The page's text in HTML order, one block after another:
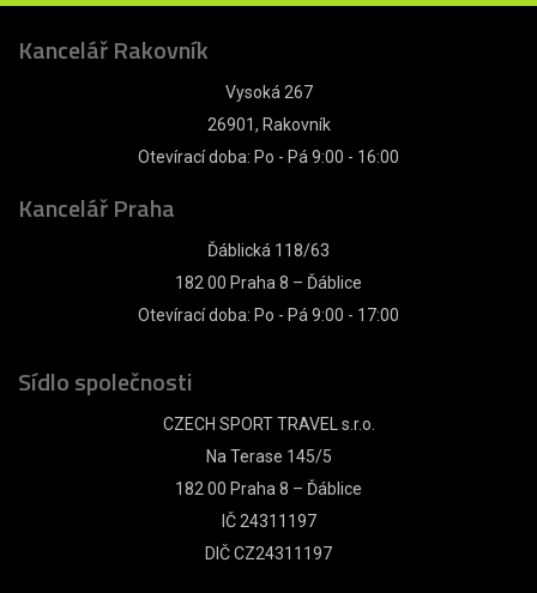
Kancelář Rakovník
Vysoká 267
26901, Rakovník
Otevírací doba: Po - Pá 9:00 - 16:00
Kancelář Praha
Ďáblická 118/63
182 00 Praha 8 – Ďáblice
Otevírací doba: Po - Pá 9:00 - 17:00
Sídlo společnosti
CZECH SPORT TRAVEL s.r.o.
Na Terase 145/5
182 00 Praha 8 – Ďáblice
IČ 24311197
DIČ CZ24311197